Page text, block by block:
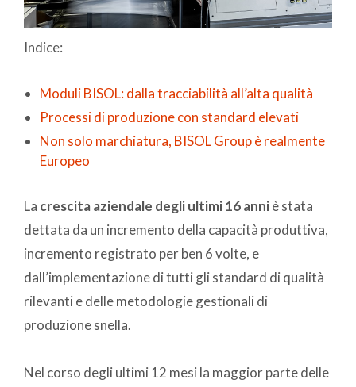
Indice:
Moduli BISOL: dalla tracciabilità all’alta qualità
Processi di produzione con standard elevati
Non solo marchiatura, BISOL Group è realmente
Europeo
La crescita aziendale degli ultimi 16 anniè stata
dettata da un incremento della capacità produttiva,
incremento registrato per ben 6 volte, e
dall’implementazione di tutti gli standard di qualità
rilevanti e delle metodologie gestionali di
produzione snella.
Nel corso degli ultimi 12 mesi la maggior parte delle